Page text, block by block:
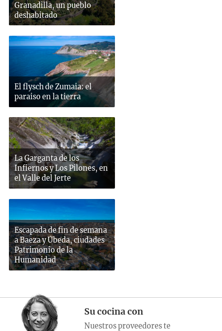
Granadilla, un pueblo
deshabitado
El flysch de Zumaia: el
paraiso en la tierra
La Garganta de los
Infiernos y Los Pilones, en
el Valle del Jerte
Escapada de fin de semana
a Baeza y Úbeda, ciudades
Patrimonio de la
Humanidad
Su cocina con
Nuestros proveedores te